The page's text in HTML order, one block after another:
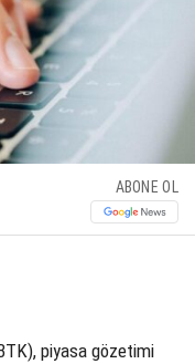
ABONE OL
piyasa gözetimi